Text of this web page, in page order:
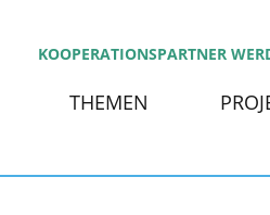
KOOPERATIONSPARTNER
THEMEN